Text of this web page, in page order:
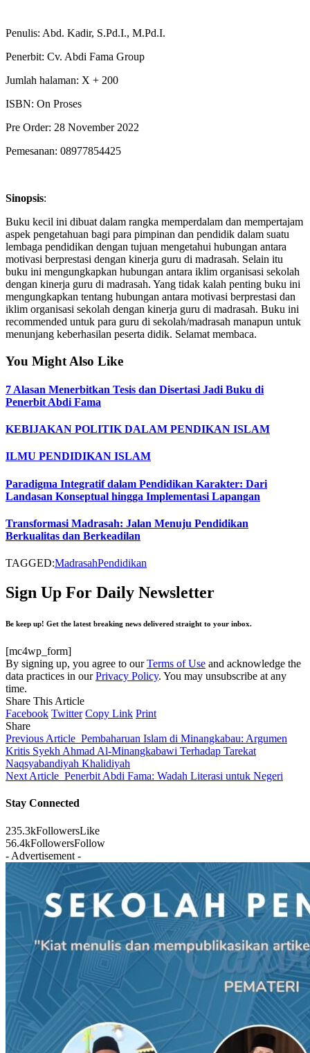
Penulis: Abd. Kadir, S.Pd.I., M.Pd.I.
Penerbit: Cv. Abdi Fama Group
Jumlah halaman: X + 200
ISBN: On Proses
Pre Order: 28 November 2022
Pemesanan: 08977854425
Sinopsis:
Buku kecil ini dibuat dalam rangka memperdalam dan mempertajam
aspek pengetahuan bagi para pimpinan dan pendidik dalam suatu
lembaga pendidikan dengan tujuan mengetahui hubungan antara
motivasi berprestasi dengan kinerja guru di madrasah. Selain itu
buku ini mengungkapkan hubungan antara iklim organisasi sekolah
dengan kinerja guru di madrasah. Yang tidak kalah penting buku ini
mengungkapkan tentang hubungan antara motivasi berprestasi dan
iklim organisasi sekolah dengan kinerja guru di madrasah. Buku ini
recommended untuk para guru di sekolah/madrasah manapun untuk
menunjang keberhasilan peserta didik. Selamat membaca.
You Might Also Like
7 Alasan Menerbitkan Tesis dan Disertasi Jadi Buku di
Penerbit Abdi Fama
KEBIJAKAN POLITIK DALAM PENDIKAN ISLAM
ILMU PENDIDIKAN ISLAM
Paradigma Integratif dalam Pendidikan Karakter: Dari
Landasan Konseptual hingga Implementasi Lapangan
Transformasi Madrasah: Jalan Menuju Pendidikan
Berkualitas dan Berkeadilan
TAGGED:MadrasahPendidikan
Sign Up For Daily Newsletter
Be keep up! Get the latest breaking news delivered straight to your inbox.
[mc4wp_form]
By signing up, you agree to ourTerms of Use and acknowledge the
data practices in ourPrivacy Policy. You may unsubscribe at any
time.
Share This Article
Facebook Twitter Copy Link Print
Share
Previous Article Pembaharuan Islam di Minangkabau: Argumen
Kritis Syekh Ahmad Al-Minangkabawi Terhadap Tarekat
Naqsyabandiyah Khalidiyah
Next Article Penerbit Abdi Fama: Wadah Literasi untuk Negeri
Stay Connected
235.3kFollowersLike
56.4kFollowersFollow
- Advertisement -